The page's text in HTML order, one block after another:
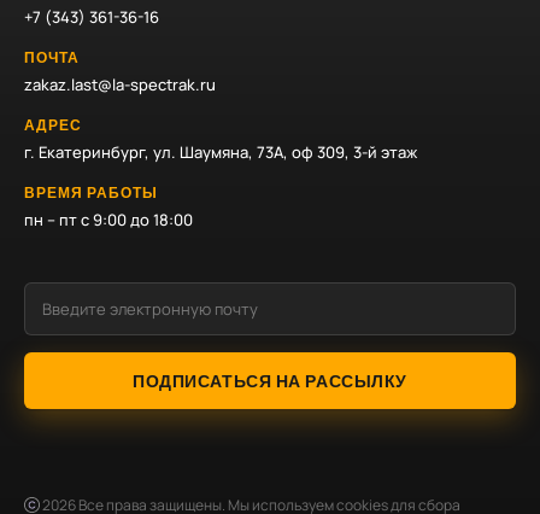
+7 (343) 361-36-16
ПОЧТА
zakaz.last@la-spectrak.ru
АДРЕС
г. Екатеринбург, ул. Шаумяна, 73А, оф 309, 3-й этаж
ВРЕМЯ РАБОТЫ
пн – пт с 9:00 до 18:00
ПОДПИСАТЬСЯ НА РАССЫЛКУ
2026Все права защищены. Мы используем cookies для сбора